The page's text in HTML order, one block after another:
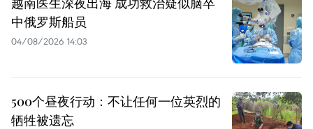
中俄罗斯船员
04/08/2026 14:03
500个昼夜行动：不让任何一位英烈的
牺牲被遗忘